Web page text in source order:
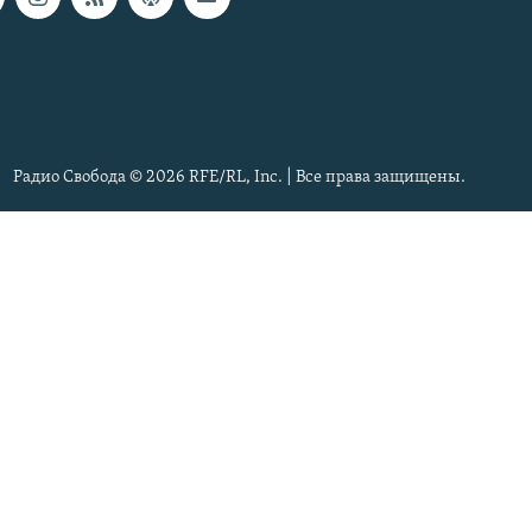
Радио Свобода © 2026 RFE/RL, Inc. | Все права защищены.